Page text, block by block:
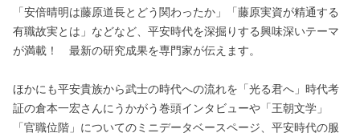
「安倍晴明は藤原道長とどう関わったか」「藤原実資が精通する
有職故実とは」などなど、平安時代を深掘りする興味深いテーマ
が満載！ 最新の研究成果を専門家が伝えます。
ほかにも平安貴族から武士の時代への流れを「光る君へ」時代考
証の倉本一宏さんにうかがう巻頭インタビューや「王朝文学」
「官職位階」についてのミニデータベースページ、平安時代の服